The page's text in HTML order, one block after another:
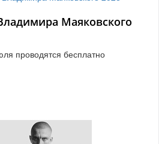
Маяковского
проводятся бесплатно